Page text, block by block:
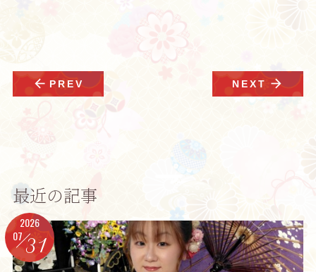
arrow_back PREV NEXT arrow_forward
最近の記事
2026
0731